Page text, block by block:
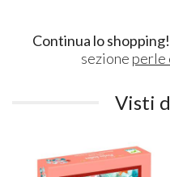
Continua lo shopping!
sezione perle
Visti